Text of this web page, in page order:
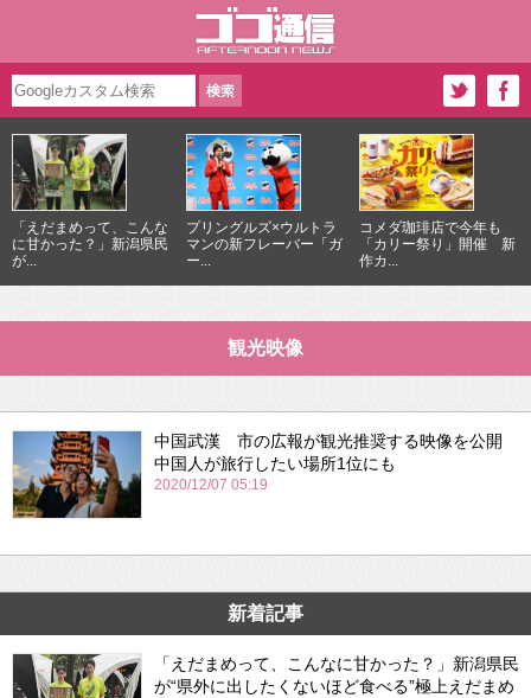
「えだまめって、こんな
に甘かった？」新潟県民
が...
プリングルズ×ウルトラ
マンの新フレーバー「ガ
ー...
コメダ珈琲店で今年も
「カリー祭り」開催 新
作カ...
観光映像
中国武漢 市の広報が観光推奨する映像を公開
中国人が旅行したい場所1位にも
2020/12/07 05:19
新着記事
「えだまめって、こんなに甘かった？」新潟県民
が“県外に出したくないほど食べる”極上えだまめ